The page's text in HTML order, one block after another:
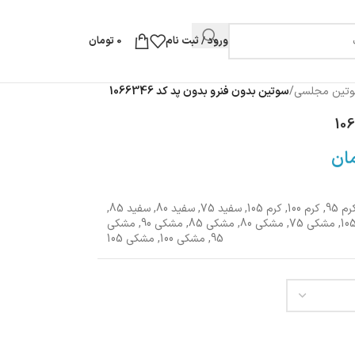
ورود / ثبت نام 0 تومان
مجلسی/سوتین بدون فنرو بدون پد کد 1066346
95
,کرم 100 ,کرم 105 ,سفید 75 ,سفید 80 ,سفید 85
,
, مشکی 75 , مشکی 80 , مشکی 85 , مشکی 90 , مشکی
95
, مشکی 100 , مشکی 105